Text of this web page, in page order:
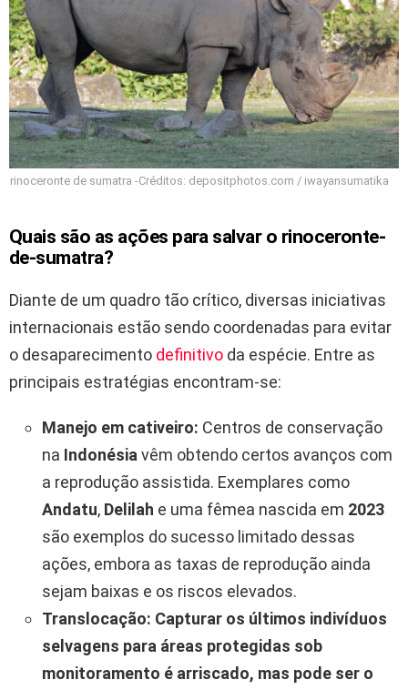
rinoceronte de sumatra -Créditos: depositphotos.com / iwayansumatika
Quais são as ações para salvar o rinoceronte-
de-sumatra?
Diante de um quadro tão crítico, diversas iniciativas
internacionais estão sendo coordenadas para evitar
o desaparecimento definitivo da espécie. Entre as
principais estratégias encontram-se:
Manejo em cativeiro: Centros de conservação
na Indonésiavêm obtendo certos avanços com
a reprodução assistida. Exemplares como
Andatu, Delilah e uma fêmea nascida em 2023
são exemplos do sucesso limitado dessas
ações, embora as taxas de reprodução ainda
sejam baixas e os riscos elevados.
Translocação: Capturar os últimos indivíduos
selvagens para áreas protegidas sob
monitoramento é arriscado, mas pode ser o